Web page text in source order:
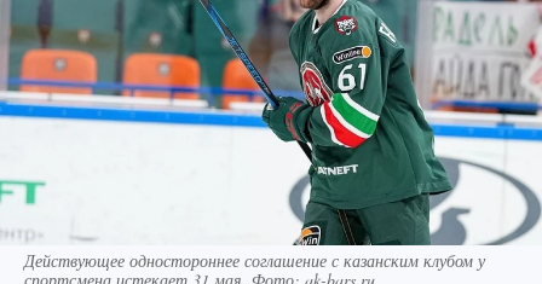
Действующее одностороннее соглашение с казанским клубом у